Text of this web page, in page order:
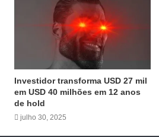
Investidor transforma USD 27 mil
em USD 40 milhões em 12 anos
de hold
julho 30, 2025